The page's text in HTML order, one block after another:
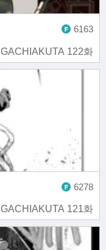
GACHIAKUTA 122화
6163
GACHIAKUTA 121화
6278